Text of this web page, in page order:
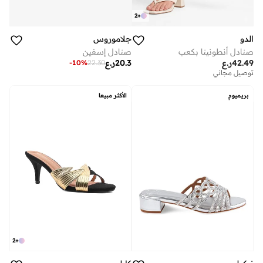
+
2
الدو
صنادل أنطونينا بكعب
ر.ع42.49
توصيل مجاني
جلاموروس
صنادل إسفين
ر.ع20.3
22.30
-10%
بريميوم الأكثر مبيعا
+
2